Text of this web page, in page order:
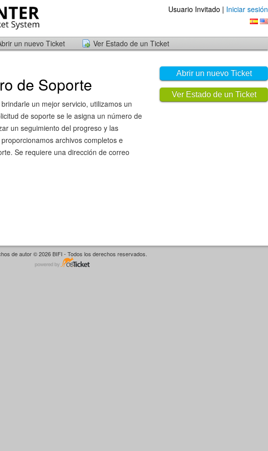
Usuario Invitado | Iniciar sesión
un nuevo Ticket Ver Estado de un Ticket
Abrir un nuevo Ticket
Ver Estado de un Ticket
de Soporte
un mejor servicio, utilizamos un
de soporte se le asigna un número de
un seguimiento del progreso y las
archivos completos e
Se requiere una dirección de correo
de autor © 2026 BIFI - Todos los derechos reservados.